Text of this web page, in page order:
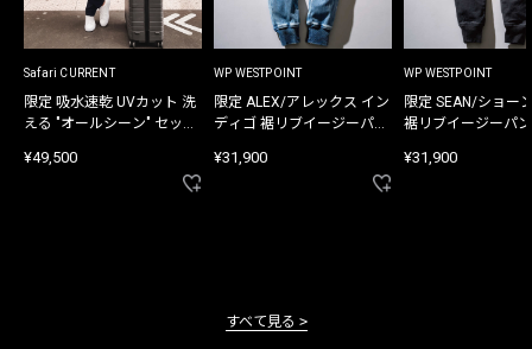
Safari CURRENT
限定 吸水速乾 UVカット 洗
える "オールシーン" セット
¥49,500
WP WESTPOINT
限定 ALEX/アレックス イン
ディゴ 裾リブイージーパン
¥31,900
WP WESTPOINT
限定 SEAN/ショー
裾リブイージーパ
¥31,900
すべて見る